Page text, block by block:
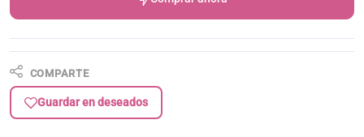
COMPARTE
Guardar en deseados